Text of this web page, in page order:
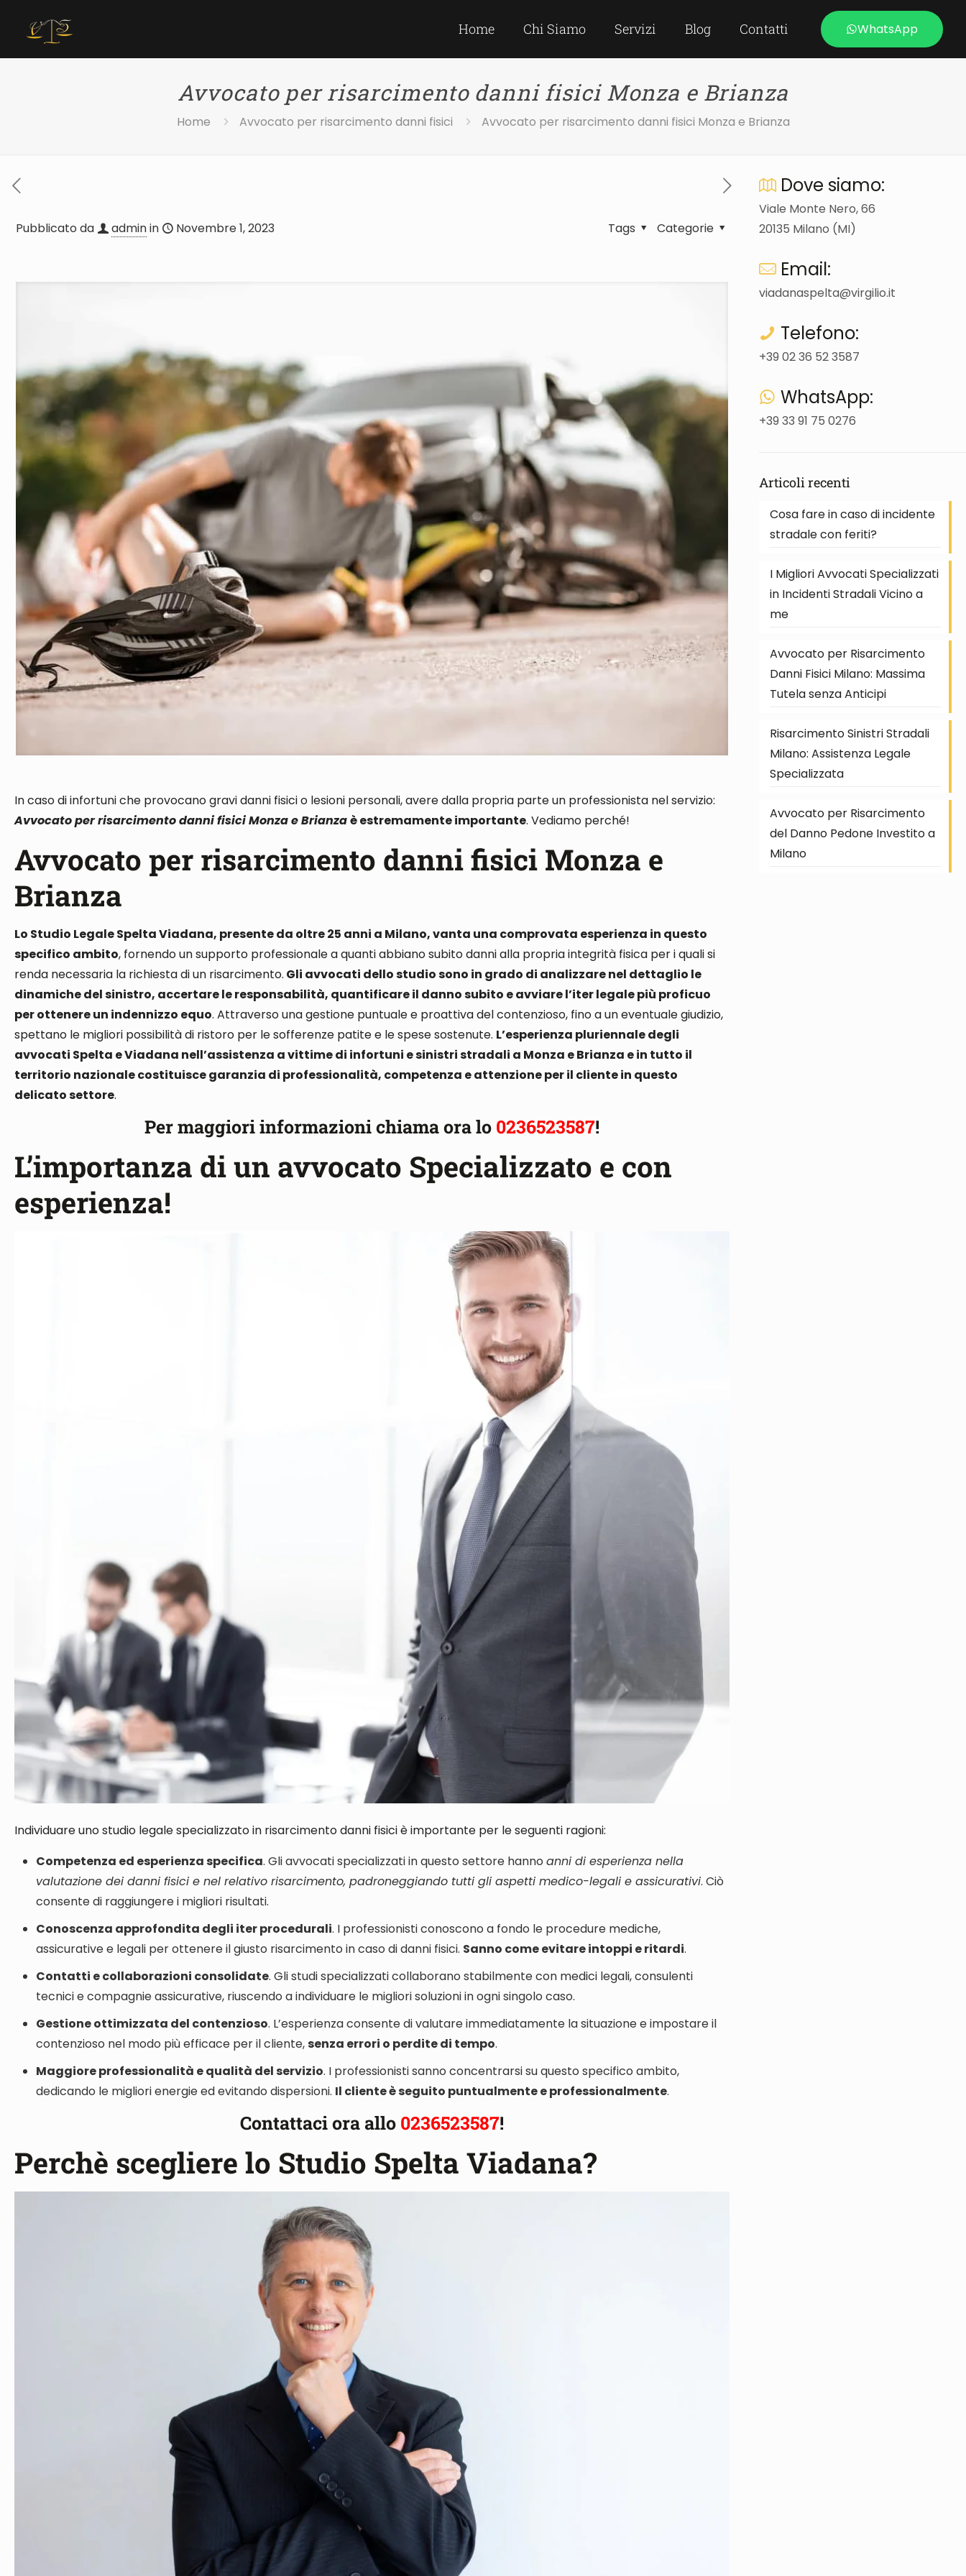
Home Chi Siamo Servizi Blog Contatti WhatsApp
Avvocato per risarcimento danni fisici Monza e Brianza
Home Avvocato per risarcimento danni fisici Avvocato per risarcimento danni fisici Monza e Brianza
Pubblicato da adminin Novembre 1, 2023 Categorie
Tags
In caso di infortuni che provocano gravi danni fisici o lesioni personali, avere dalla propria parte un professionista nel servizio:
Avvocato per risarcimento danni fisici Monza e Brianzaè estremamente importante.Vediamo perché!
Avvocato per risarcimento danni fisici Monza e
Brianza
Lo Studio Legale Spelta Viadana, presente da oltre 25 anni a Milano, vanta una comprovata esperienza in questo
specifico ambito, fornendo un supporto professionale a quanti abbiano subito danni alla propria integrità fisica per i quali si
renda necessaria la richiesta di un risarcimento. Gli avvocati dello studio sono in grado di analizzare nel dettaglio le
dinamiche del sinistro, accertare le responsabilità, quantificare il danno subito e avviare l’iter legale più proficuo
per ottenere un indennizzo equo. Attraverso una gestione puntuale e proattiva del contenzioso, fino a un eventuale giudizio,
spettano le migliori possibilità di ristoro per le sofferenze patite e le spese sostenute. L’esperienza pluriennale degli
avvocati Spelta e Viadana nell’assistenza a vittime di infortuni e sinistri stradali a Monza e Brianza e in tutto il
territorio nazionale costituisce garanzia di professionalità, competenza e attenzione per il cliente in questo
delicato settore.
Per maggiori informazioni chiama ora lo 0236523587!
L’importanza di un avvocato Specializzato e con
esperienza!
Individuare uno studio legale specializzato in risarcimento danni fisici è importante per le seguenti ragioni:
Competenza ed esperienza specifica. Gli avvocati specializzati in questo settore hannoanni di esperienza nella
valutazione dei danni fisici e nel relativo risarcimento, padroneggiando tutti gli aspetti medico-legali e assicurativi. Ciò
consente di raggiungere i migliori risultati.
Conoscenza approfondita degli iter procedurali. I professionisti conoscono a fondo le procedure mediche,
assicurative e legali per ottenere il giusto risarcimento in caso di danni fisici. Sanno come evitare intoppi e ritardi.
Contatti e collaborazioni consolidate. Gli studi specializzaticollaborano stabilmente con medici legali, consulenti
tecnici e compagnie assicurative, riuscendo a individuare le migliori soluzioni in ogni singolo caso.
Gestione ottimizzata del contenzioso. L’esperienza consente divalutare immediatamente la situazione e impostare il
contenzioso nel modo più efficace per il cliente,senza errori o perdite di tempo.
Maggiore professionalità e qualità del servizio. I professionisti sanno concentrarsi su questo specifico ambito,
dedicando le migliori energie ed evitando dispersioni. Il cliente è seguito puntualmente e professionalmente.
Contattaci ora allo 0236523587!
Perchè scegliere lo Studio Spelta Viadana?
Dove siamo:
Viale Monte Nero, 66
20135 Milano (MI)
Email:
viadanaspelta@virgilio.it
Telefono:
+39 02 36 52 3587
WhatsApp:
+39 33 91 75 0276
Articoli recenti
Cosa fare in caso di incidente
stradale con feriti?
I Migliori Avvocati Specializzati
in Incidenti Stradali Vicino a
me
Avvocato per Risarcimento
Danni Fisici Milano: Massima
Tutela senza Anticipi
Risarcimento Sinistri Stradali
Milano: Assistenza Legale
Specializzata
Avvocato per Risarcimento
del Danno Pedone Investito a
Milano